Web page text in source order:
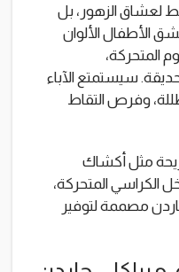
لعشاق الزهور، بل
الأطفال الألوان
المتحركة،
سيستمتع الآباء
وفرص التقاط
مثل أكشاك
الكراسي المتحركة،
مصممة لتوفير